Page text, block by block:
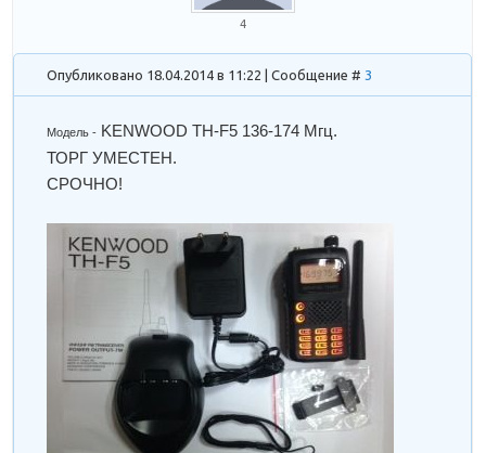
4
Опубликовано 18.04.2014 в 11:22 | Сообщение # 3
Модель - KENWOOD TH-F5 136-174 Мгц.
ТОРГ УМЕСТЕН.
СРОЧНО!